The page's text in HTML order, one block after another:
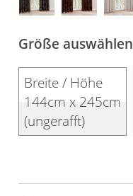
Größe auswählen
Breite / Höhe
144cm x 245cm
(ungerafft)